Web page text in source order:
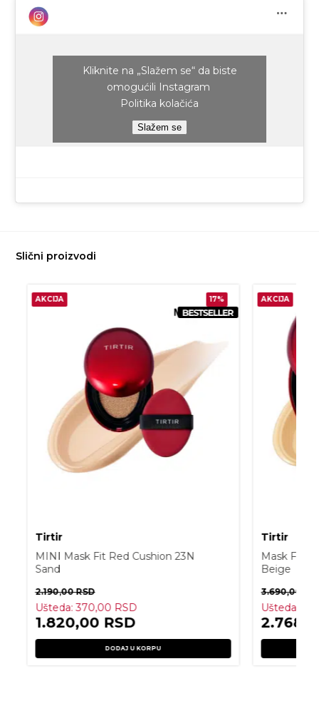
Kliknite na „Slažem se“ da biste
omogućili Instagram
Politika kolačića
Slažem se
Slični proizvodi
AKCIJA 17%
Tirtir
MINI Mask Fit Red Cushion 23N
Sand
2.190,00RSD
Ušteda:370,00 RSD
1.820,00 RSD
DODAJ U KORPU
AKCIJA
Tirtir
Mask Fit
Beige
3.690,00
Ušteda: